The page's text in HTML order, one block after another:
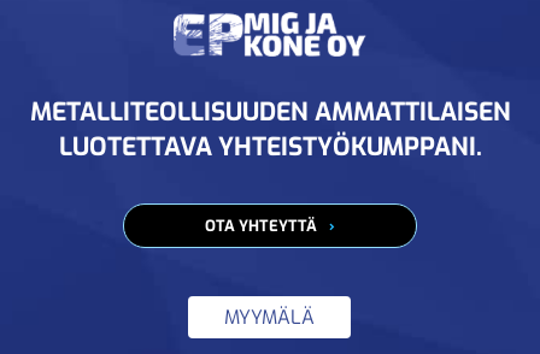
METALLITEOLLISUUDEN AMMATTILAISEN
LUOTETTAVA YHTEISTYÖKUMPPANI.
OTA YHTEYTTÄ
MYYMÄLÄ